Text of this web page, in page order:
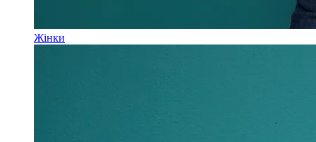
Жінки